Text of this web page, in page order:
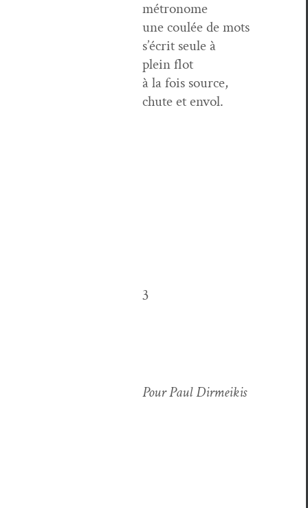
métronome
une coulée de mots
s’écrit seule à
plein flot
à la fois source,
chute et envol.
3
Pour Paul Dirmeikis